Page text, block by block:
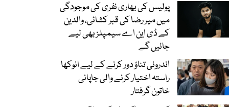
پولیس کی بھاری نفری کی موجودگی
میں میر رضا کی قبر کشائی، والدین
کے ڈی این اے سیمپلز بھی لیے
جائیں گے
اندرونی تناؤ دور کرنے کے لیے انوکھا
راستہ اختیار کرنے والی جاپانی
خاتون گرفتار